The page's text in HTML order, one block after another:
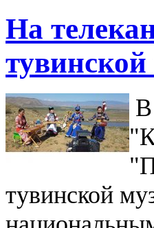
На
В
тувинской